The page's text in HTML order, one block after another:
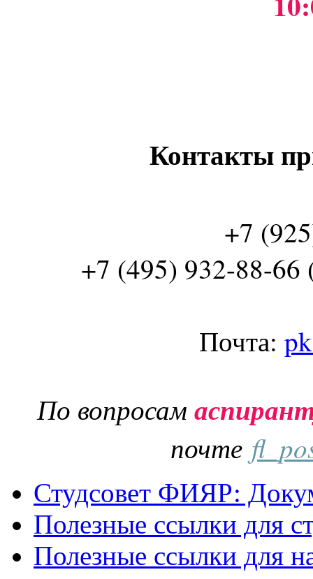
Контакты
+7
+7 (495) 932-88-66
Почта:
По вопросам
почте
Студсовет ФИЯР:
Полезные ссылки для
Полезные ссылки для